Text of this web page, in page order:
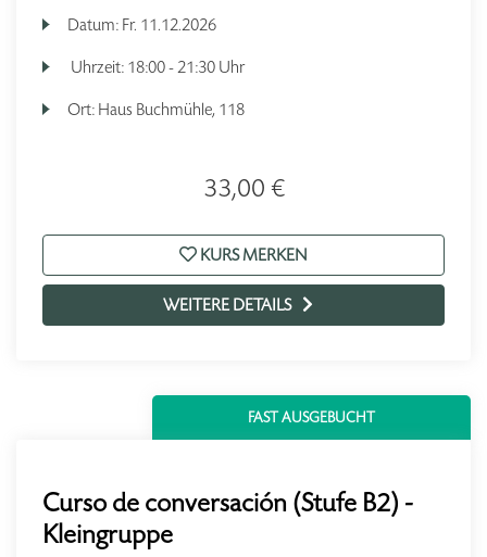
Datum: Fr. 11.12.2026
Uhrzeit: 18:00 - 21:30 Uhr
Ort: Haus Buchmühle, 118
33,00 €
KURS MERKEN
WEITERE DETAILS
FAST AUSGEBUCHT
Curso de conversación (Stufe B2) -
Kleingruppe